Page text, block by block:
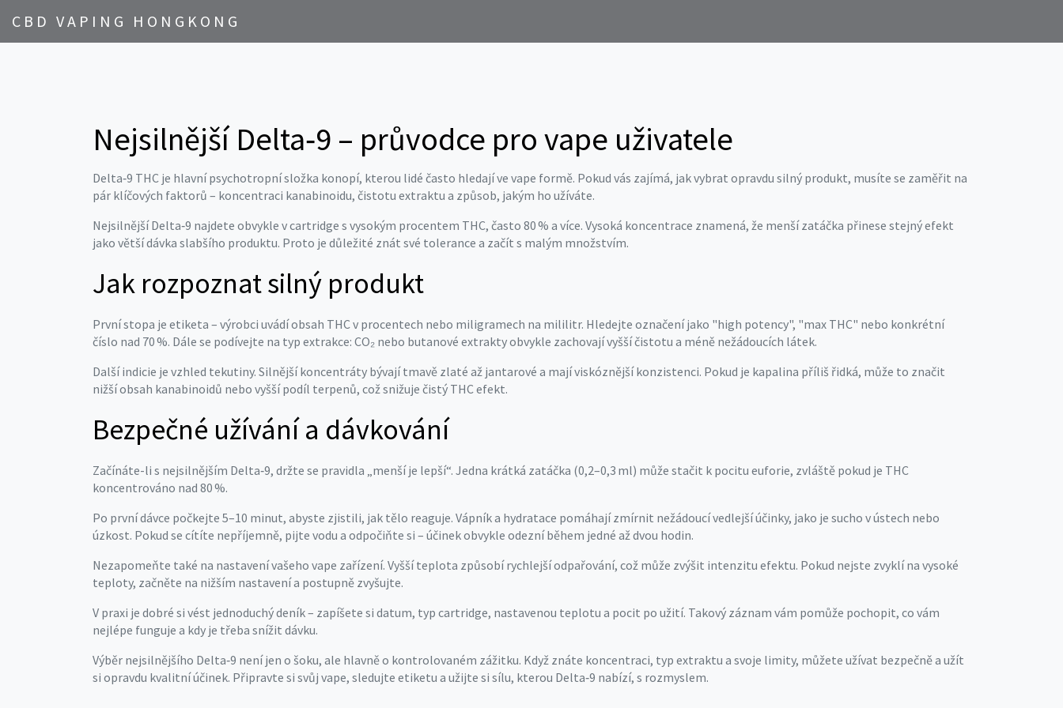
CBD VAPING HONGKONG
Nejsilnější Delta‑9 – průvodce pro vape uživatele
Delta‑9 THC je hlavní psychotropní složka konopí, kterou lidé často hledají ve vape formě. Pokud vás zajímá, jak vybrat opravdu silný produkt, musíte se zaměřit na
pár klíčových faktorů – koncentraci kanabinoidu, čistotu extraktu a způsob, jakým ho užíváte.
Nejsilnější Delta‑9 najdete obvykle v cartridge s vysokým procentem THC, často 80 % a více. Vysoká koncentrace znamená, že menší zatáčka přinese stejný efekt
jako větší dávka slabšího produktu. Proto je důležité znát své tolerance a začít s malým množstvím.
Jak rozpoznat silný produkt
První stopa je etiketa – výrobci uvádí obsah THC v procentech nebo miligramech na mililitr. Hledejte označení jako "high potency", "max THC" nebo konkrétní
číslo nad 70 %. Dále se podívejte na typ extrakce: CO₂ nebo butanové extrakty obvykle zachovají vyšší čistotu a méně nežádoucích látek.
Další indicie je vzhled tekutiny. Silnější koncentráty bývají tmavě zlaté až jantarové a mají viskóznější konzistenci. Pokud je kapalina příliš řidká, může to značit
nižší obsah kanabinoidů nebo vyšší podíl terpenů, což snižuje čistý THC efekt.
Bezpečné užívání a dávkování
Začínáte-li s nejsilnějším Delta‑9, držte se pravidla „menší je lepší“. Jedna krátká zatáčka (0,2–0,3 ml) může stačit k pocitu euforie, zvláště pokud je THC
koncentrováno nad 80 %.
Po první dávce počkejte 5–10 minut, abyste zjistili, jak tělo reaguje. Vápník a hydratace pomáhají zmírnit nežádoucí vedlejší účinky, jako je sucho v ústech nebo
úzkost. Pokud se cítíte nepříjemně, pijte vodu a odpočiňte si – účinek obvykle odezní během jedné až dvou hodin.
Nezapomeňte také na nastavení vašeho vape zařízení. Vyšší teplota způsobí rychlejší odpařování, což může zvýšit intenzitu efektu. Pokud nejste zvyklí na vysoké
teploty, začněte na nižším nastavení a postupně zvyšujte.
V praxi je dobré si vést jednoduchý deník – zapíšete si datum, typ cartridge, nastavenou teplotu a pocit po užití. Takový záznam vám pomůže pochopit, co vám
nejlépe funguje a kdy je třeba snížit dávku.
Výběr nejsilnějšího Delta‑9 není jen o šoku, ale hlavně o kontrolovaném zážitku. Když znáte koncentraci, typ extraktu a svoje limity, můžete užívat bezpečně a užít
si opravdu kvalitní účinek. Připravte si svůj vape, sledujte etiketu a užijte si sílu, kterou Delta‑9 nabízí, s rozmyslem.